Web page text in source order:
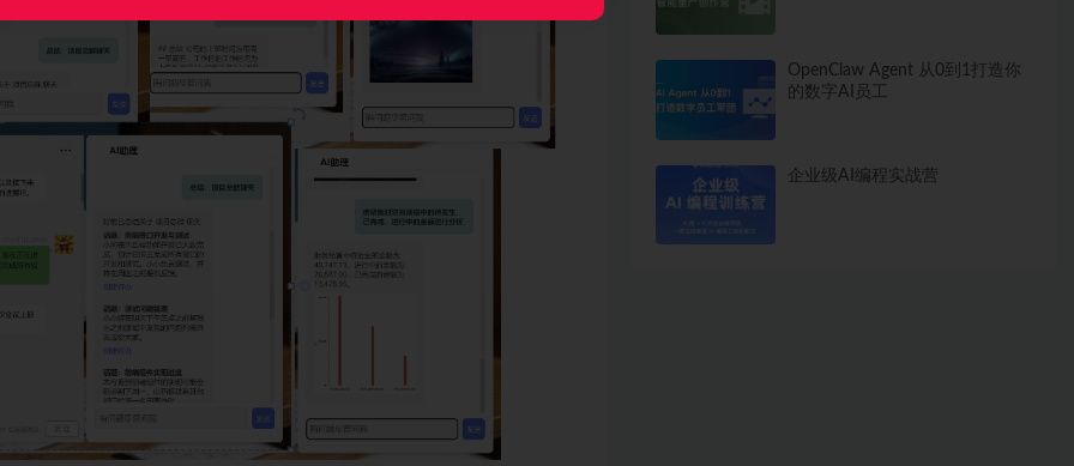
OpenClaw Agent 从0到1打造你
的数字AI员工
企业级AI编程实战营